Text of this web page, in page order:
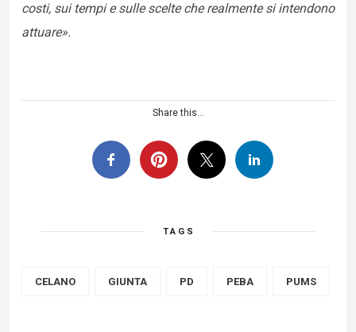
costi, sui tempi e sulle scelte che realmente si intendono
attuare».
Share this...
TAGS
CELANO GIUNTA PD PEBA PUMS